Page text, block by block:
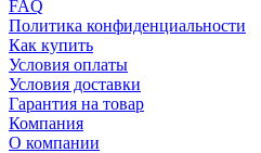
FAQ
Политика конфиденциальности
Как купить
Условия оплаты
Условия доставки
Гарантия на товар
Компания
О компании